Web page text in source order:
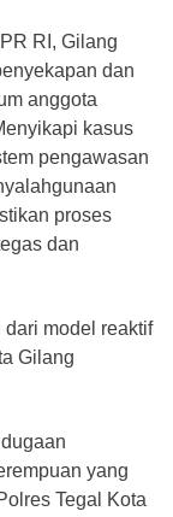
RI, Gilang
dan
anggota
kasus
pengawasan
proses
dan
dari model reaktif
Gilang
yang
Tegal Kota